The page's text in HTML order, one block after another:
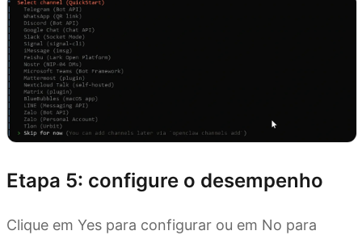
Etapa 5: configure o desempenho
Clique em Yes para configurar ou em No para